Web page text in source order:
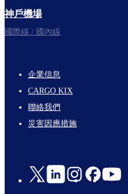
祝您旅途愉快。
神戶機場
國際線 / 國內線
footer-
links-
en-
企業信息
CARGO KIX
聯絡我們
災害因應措施
Social